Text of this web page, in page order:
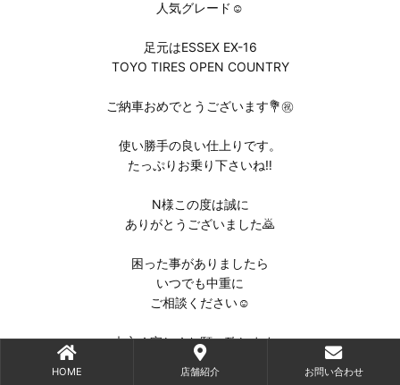
人気グレード☺️
足元はESSEX EX-16
TOYO TIRES OPEN COUNTRY
ご納車おめでとうございます💐㊗️
使い勝手の良い仕上りです。
たっぷりお乗り下さいね‼️
N様この度は誠に
ありがとうございました⁡🙇
困った事がありましたら
いつでも中重に
ご相談ください☺️
末永く宜しくお願い致します。
担当:CRS大阪 中重
HOME 店舗紹介 お問い合わせ